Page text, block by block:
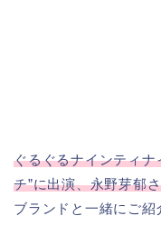
ぐるぐるナインティナ
チ”に出演、永野芽郁
ブランドと一緒にご紹